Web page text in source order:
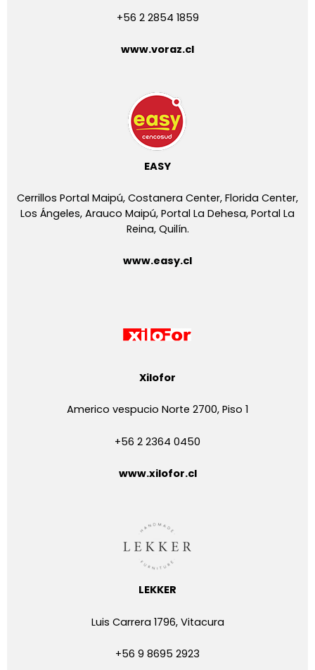
+56 2 2854 1859
www.voraz.cl
EASY
Cerrillos Portal Maipú, Costanera Center, Florida Center,
Los Ángeles, Arauco Maipú, Portal La Dehesa, Portal La
Reina, Quilín.
www.easy.cl
Xilofor
Americo vespucio Norte 2700, Piso 1
+56 2 2364 0450
www.xilofor.cl
LEKKER
Luis Carrera 1796, Vitacura
+56 9 8695 2923